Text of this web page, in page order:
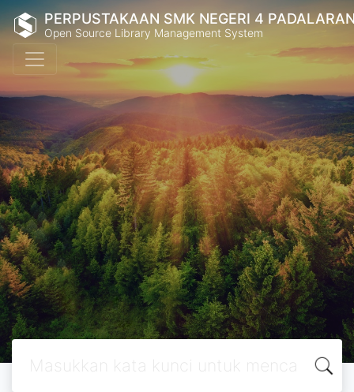
PERPUSTAKAAN SMK NEGERI 4
Open Source Library Management System